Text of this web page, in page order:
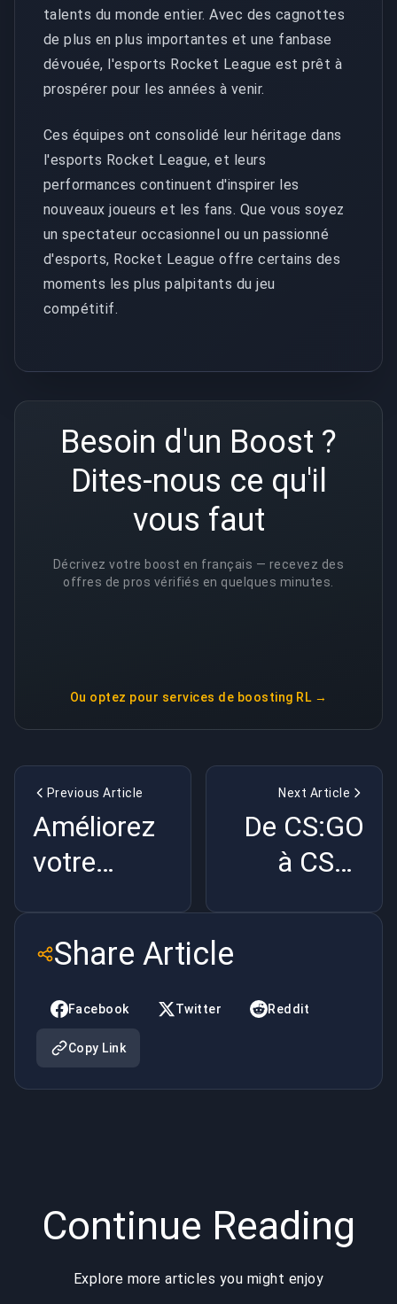
talents du monde entier. Avec des cagnottes
de plus en plus importantes et une fanbase
dévouée, l'esports Rocket League est prêt à
prospérer pour les années à venir.
Ces équipes ont consolidé leur héritage dans
l'esports Rocket League, et leurs
performances continuent d'inspirer les
nouveaux joueurs et les fans. Que vous soyez
un spectateur occasionnel ou un passionné
d'esports, Rocket League offre certains des
moments les plus palpitants du jeu
compétitif.
Besoin d'un Boost ?
Dites-nous ce qu'il
vous faut
Décrivez votre boost en français — recevez des
offres de pros vérifiés en quelques minutes.
Ou optez pour services de boosting RL →
Previous Article
Améliorez
votre
Pourquoi
Rocket
League
possède
Next Article
De CS:GO
à CS2 :
vidéo
Share Article
Facebook Twitter Reddit
Copy Link
Continue Reading
Explore more articles you might enjoy